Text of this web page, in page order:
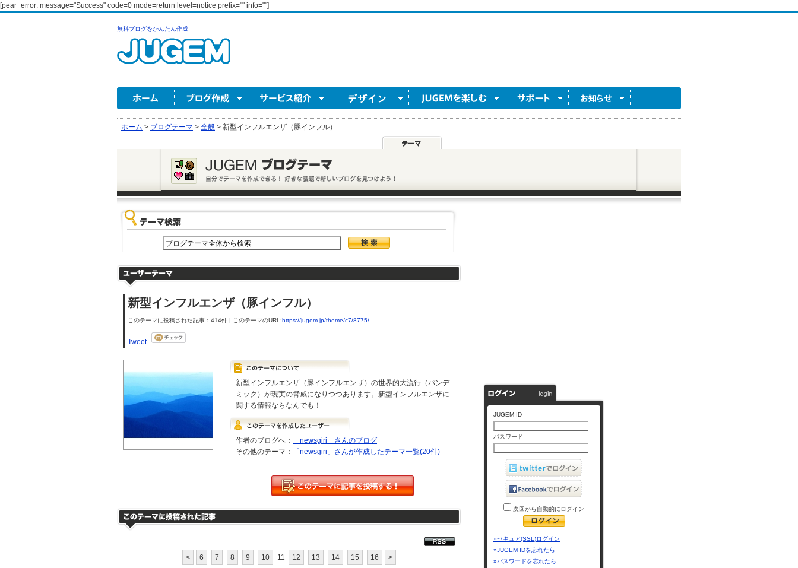
[pear_error: message="Success" code=0 mode=return level=notice prefix="" info=""]
無料ブログをかんたん作成
ホーム > ブログテーマ > 全般 > 新型インフルエンザ（豚インフル）
新型インフルエンザ（豚インフル）
このテーマに投稿された記事：414件 | このテーマのURL:https://jugem.jp/theme/c7/8775/
Tweet
新型インフルエンザ（豚インフルエンザ）の世界的大流行（パンデ
ミック）が現実の脅威になりつつあります。新型インフルエンザに
関する情報ならなんでも！
作者のブログへ：
「newsgiri」さんのブログ
その他のテーマ：
「newsgiri」さんが作成したテーマ一覧(20件)
< 6 7 8 9 10 11 12 13 14 15 16 >
JUGEM ID
パスワード
次回から自動的にログイン
»セキュア(SSL)ログイン
»JUGEM IDを忘れたら
»パスワードを忘れたら